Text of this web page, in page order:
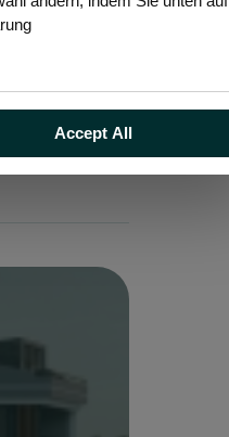
nicht
Accept All